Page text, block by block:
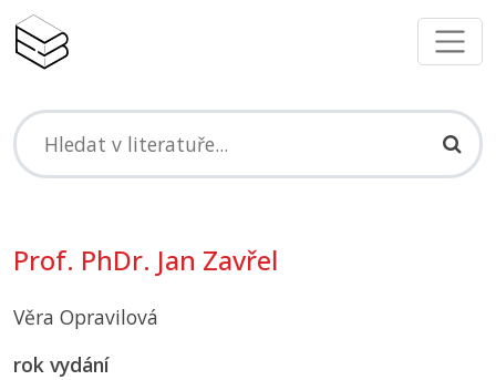
Prof. PhDr. Jan Zavřel
Věra Opravilová
rok vydání